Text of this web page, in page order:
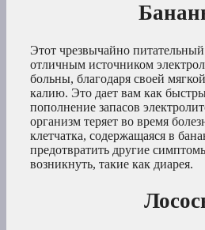
Этот чрезвычайно питательный
отличным источником
больны, благодаря своей
калию. Это дает вам как
пополнение запасов
организм теряет во время
клетчатка, содержащаяся в
предотвратить другие
возникнуть, такие как диарея.